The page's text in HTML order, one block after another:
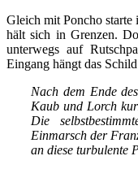
Gleich mit Poncho starte
hält sich in Grenzen.
unterwegs auf
Eingang hängt das
Nach dem Ende
Kaub und Lorch
Die
Einmarsch der
an diese turbulente